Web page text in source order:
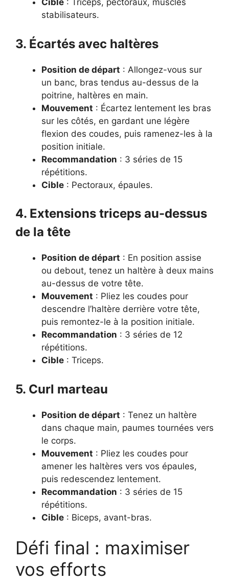
Cible : Triceps, pectoraux, muscles
stabilisateurs.
3. Écartés avec haltères
Position de départ : Allongez-vous sur
un banc, bras tendus au-dessus de la
poitrine, haltères en main.
Mouvement : Écartez lentement les bras
sur les côtés, en gardant une légère
flexion des coudes, puis ramenez-les à la
position initiale.
Recommandation : 3 séries de 15
répétitions.
Cible : Pectoraux, épaules.
4. Extensions triceps au-dessus
de la tête
Position de départ : En position assise
ou debout, tenez un haltère à deux mains
au-dessus de votre tête.
Mouvement : Pliez les coudes pour
descendre l’haltère derrière votre tête,
puis remontez-le à la position initiale.
Recommandation : 3 séries de 12
répétitions.
Cible : Triceps.
5. Curl marteau
Position de départ : Tenez un haltère
dans chaque main, paumes tournées vers
le corps.
Mouvement : Pliez les coudes pour
amener les haltères vers vos épaules,
puis redescendez lentement.
Recommandation : 3 séries de 15
répétitions.
Cible : Biceps, avant-bras.
Défi final : maximiser
vos efforts